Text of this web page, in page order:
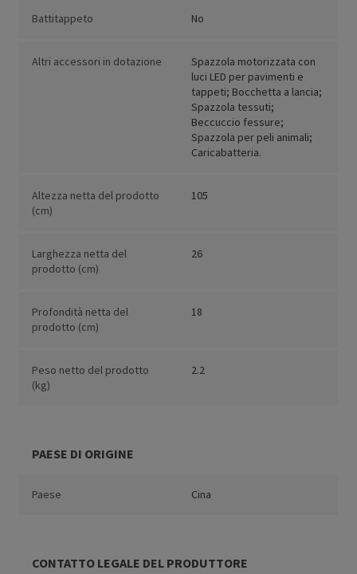
Battitappeto No
Altri accessori in dotazione
Spazzola motorizzata con
luci LED per pavimenti e
tappeti; Bocchetta a lancia;
Spazzola tessuti;
Beccuccio fessure;
Spazzola per peli animali;
Caricabatteria.
Altezza netta del prodotto
(cm)
105
Larghezza netta del
prodotto (cm)
26
Profondità netta del
prodotto (cm)
18
Peso netto del prodotto
(kg)
2.2
PAESE DI ORIGINE
Paese Cina
CONTATTO LEGALE DEL PRODUTTORE